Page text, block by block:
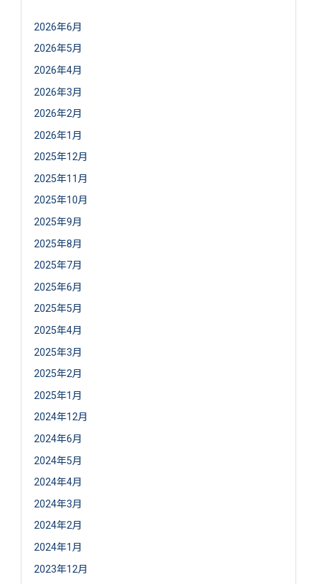
2026年6月
2026年5月
2026年4月
2026年3月
2026年2月
2026年1月
2025年12月
2025年11月
2025年10月
2025年9月
2025年8月
2025年7月
2025年6月
2025年5月
2025年4月
2025年3月
2025年2月
2025年1月
2024年12月
2024年6月
2024年5月
2024年4月
2024年3月
2024年2月
2024年1月
2023年12月